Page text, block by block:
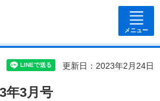
メニュー
更新日：2023年2月24日
年3月号